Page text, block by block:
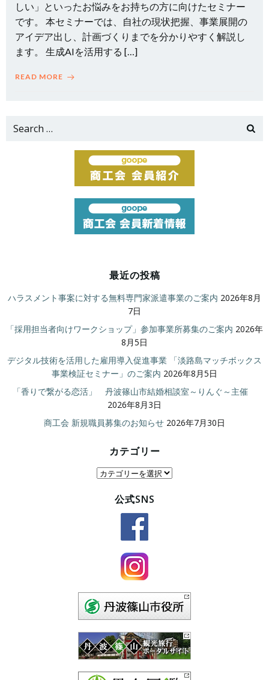
しい」といったお悩みをお持ちの方に向けたセミナー
です。 本セミナーでは、自社の現状把握、事業展開の
アイデア出し、計画づくりまでを分かりやすく解説し
ます。 生成AIを活用する […]
READ MORE
Search
最近の投稿
ハラスメント事案に対する無料専門家派遣事業のご案内 2026年8月
7日
「採用担当者向けワークショップ」参加事業所募集のご案内 2026年
8月5日
デジタル技術を活用した雇用導入促進事業 「淡路島マッチボックス
事業検証セミナー」のご案内 2026年8月5日
「香りで繋がる恋活」 丹波篠山市結婚相談室～りんぐ～主催
2026年8月3日
商工会 新規職員募集のお知らせ 2026年7月30日
カテゴリー
カ
公式SNS